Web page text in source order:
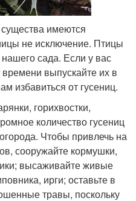
имеются
не исключение. Птицы
сада. Если у вас
выпускайте их в
избавиться от гусениц.
горихвостки,
количество гусениц
Чтобы привлечь на
сооружайте кормушки,
высаживайте живые
ирги; оставьте в
травы, поскольку